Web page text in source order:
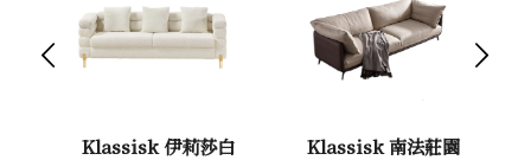
Klassisk 伊莉莎白 Klassisk 南法莊園
下一頁